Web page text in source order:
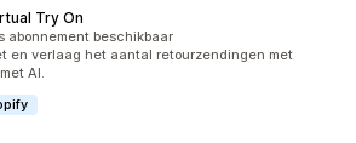
Try On
abonnement beschikbaar
en verlaag het aantal retourzendingen met
AI.